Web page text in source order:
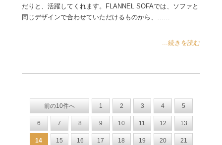
だりと、活躍してくれます。FLANNEL SOFAでは、ソファと
同じデザインで合わせていただけるものから、……
...続きを読む
前の10件へ 1 2 3 4 5
6 7 8 9 10 11 12 13
14 15 16 17 18 19 20 21